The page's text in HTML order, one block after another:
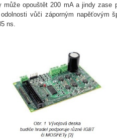
opouštět 200 mA a jindy zase
vůči záporným napěťovým
ns.